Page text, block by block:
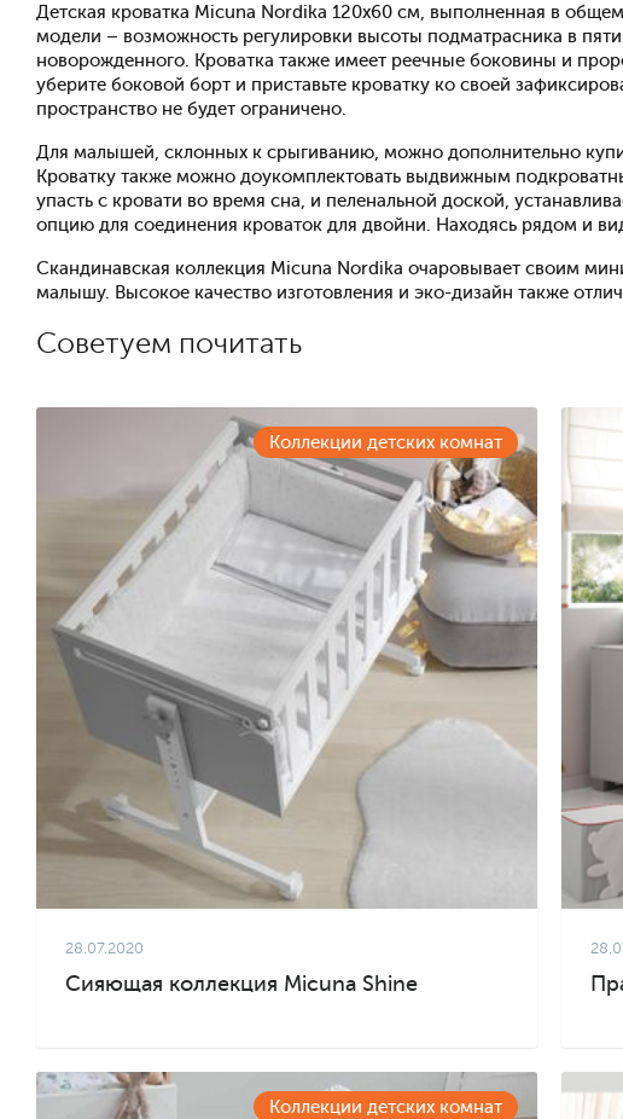
Детская кроватка Micuna Nordika 120х60 см, выполненная в
модели – возможность регулировки высоты подматрасника в
новорожденного. Кроватка также имеет реечные боковины и
уберите боковой борт и приставьте кроватку ко своей
пространство не будет ограничено.
Для малышей, склонных к срыгиванию, можно дополнительно
Кроватку также можно доукомплектовать выдвижным
упасть с кровати во время сна, и пеленальной доской,
опцию для соединения кроваток для двойни. Находясь рядом и
Скандинавская коллекция Micuna Nordika очаровывает своим
малышу. Высокое качество изготовления и эко-дизайн также
Советуем почитать
Коллекции детских комнат
28.07.2020
Сияющая коллекция Micuna Shine
Коллекции детских комнат